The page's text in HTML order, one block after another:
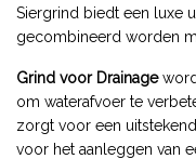
Siergrind biedt een luxe
gecombineerd worden
Grind voor Drainage
om waterafvoer te
zorgt voor een
voor het aanleggen van